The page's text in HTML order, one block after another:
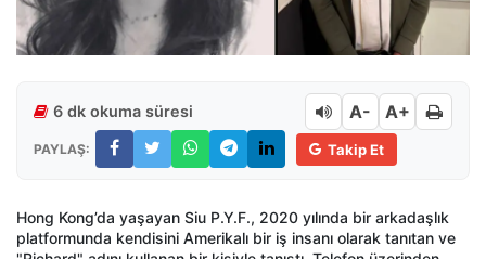
6 dk okuma süresi A- A+
PAYLAŞ: Takip Et
Hong Kong’da yaşayan Siu P.Y.F., 2020 yılında bir arkadaşlık
platformunda kendisini Amerikalı bir iş insanı olarak tanıtan ve